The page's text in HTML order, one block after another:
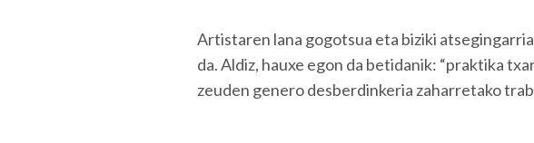
Artistaren lana gogotsua eta biziki
da. Aldiz, hauxe egon da betidanik: “praktika
zeuden genero desberdinkeria zaharretako